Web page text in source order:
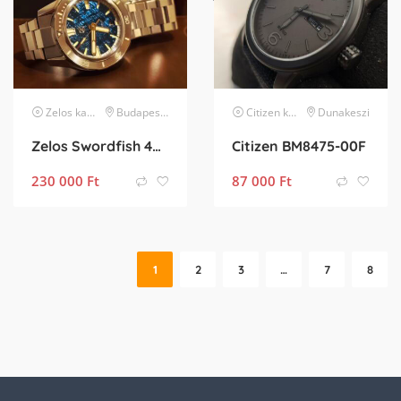
Zelos karóra Budapest XVII. kerület
Zelos Swordfish 40 mm SS „Blue Meteorite”
230 000 Ft
Citizen karóra Dunakeszi
Citizen BM8475-00F
87 000 Ft
1 2 3 … 7 8